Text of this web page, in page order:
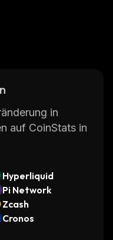
in
auf CoinStats in
Hyperliquid
Pi Network
Zcash
Cronos